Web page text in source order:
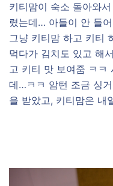
키티맘이 숙소 돌아와
렸는데… 아들이 안 들
그냥 키티맘 하고 키티
먹다가 김치도 있고 해
고 키티 맛 보여줌 ㅋㅋ
데…ㅋㅋ 암턴 조금 싱
을 받았고, 키티맘은 내